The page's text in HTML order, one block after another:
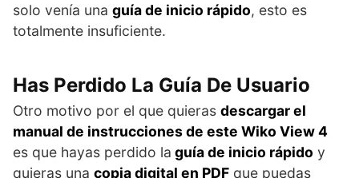
solo venía una guía de inicio rápido, esto es
totalmente insuficiente.
Has Perdido La Guía De Usuario
Otro motivo por el que quieras descargar el
manual de instrucciones de este Wiko View 4
es que hayas perdido la guía de inicio rápido y
quieras una copia digital en PDF que puedas